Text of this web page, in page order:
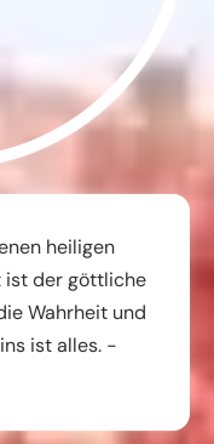
heiligen
ist der göttliche
Wahrheit und
ist alles. -